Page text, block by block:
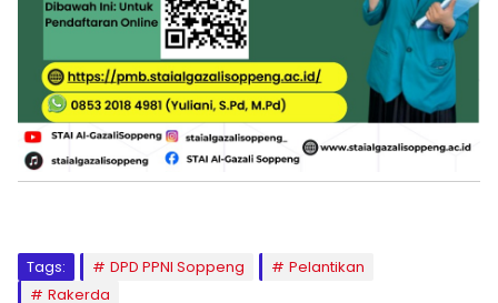
Tags: DPD PPNI Soppeng
Pelantikan
Rakerda